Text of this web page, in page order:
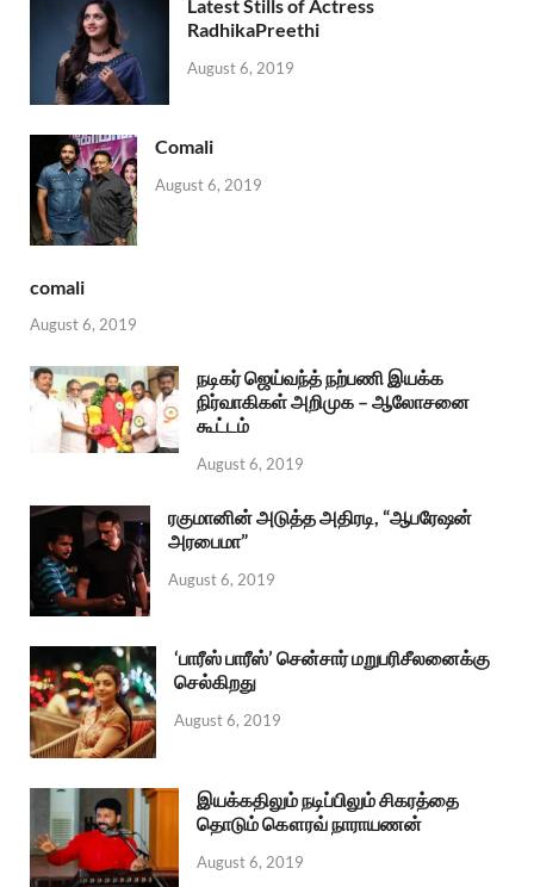
Latest Stills of Actress
RadhikaPreethi
August 6, 2019
Comali
August 6, 2019
comali
August 6, 2019
நடிகர் ஜெய்வந்த் நற்பணி இயக்க
நிர்வாகிகள் அறிமுக – ஆலோசனை
கூட்டம்
August 6, 2019
ரகுமானின் அடுத்த அதிரடி, “ஆபரேஷன்
அரபைமா”
August 6, 2019
‘பாரீஸ் பாரீஸ்’ சென்சார் மறுபரிசீலனைக்கு
செல்கிறது
August 6, 2019
இயக்கதிலும் நடிப்பிலும் சிகரத்தை
தொடும் கௌரவ் நாராயணன்
August 6, 2019